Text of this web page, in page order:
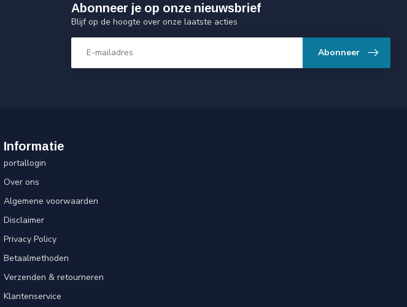
Abonneer je op onze nieuwsbrief
Blijf op de hoogte over onze laatste acties
Abonneer
Informatie
portallogin
Over ons
Algemene voorwaarden
Disclaimer
Privacy Policy
Betaalmethoden
Verzenden & retourneren
Klantenservice